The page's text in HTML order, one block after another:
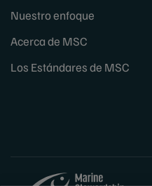
Nuestro enfoque
Acerca de MSC
Los Estándares de MSC